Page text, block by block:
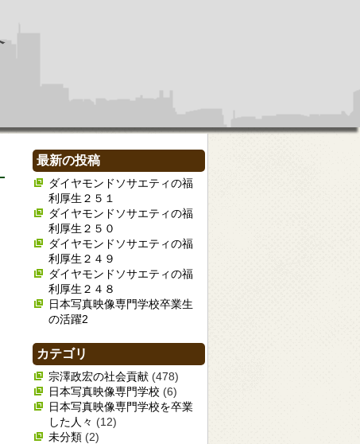
最新の投稿
ダイヤモンドソサエティの福
利厚生２５１
ダイヤモンドソサエティの福
利厚生２５０
ダイヤモンドソサエティの福
利厚生２４９
ダイヤモンドソサエティの福
利厚生２４８
日本写真映像専門学校卒業生
の活躍2
カテゴリ
宗澤政宏の社会貢献 (478)
日本写真映像専門学校 (6)
日本写真映像専門学校を卒業
した人々 (12)
未分類 (2)